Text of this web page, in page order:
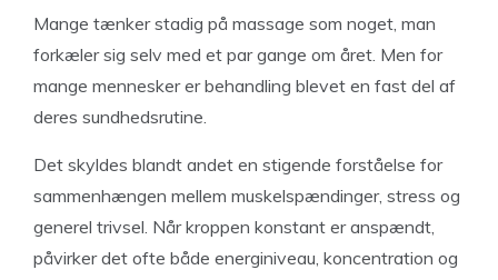
Mange tænker stadig på massage som noget, man
forkæler sig selv med et par gange om året. Men for
mange mennesker er behandling blevet en fast del af
deres sundhedsrutine.
Det skyldes blandt andet en stigende forståelse for
sammenhængen mellem muskelspændinger, stress og
generel trivsel. Når kroppen konstant er anspændt,
påvirker det ofte både energiniveau, koncentration og